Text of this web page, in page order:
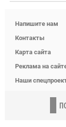
Напишите нам
Контакты
Карта сайта
Реклама на
Наши